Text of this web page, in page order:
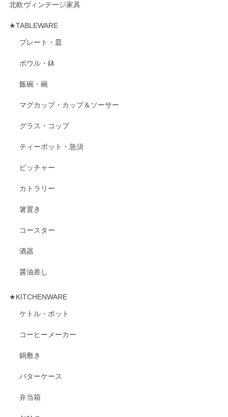
北欧ヴィンテージ家具
★TABLEWARE
プレート・皿
ボウル・鉢
飯碗・碗
マグカップ・カップ＆ソーサー
グラス・コップ
ティーポット・急須
ピッチャー
カトラリー
箸置き
コースター
酒器
醤油差し
★KITCHENWARE
ケトル・ポット
コーヒーメーカー
鍋敷き
バターケース
弁当箱